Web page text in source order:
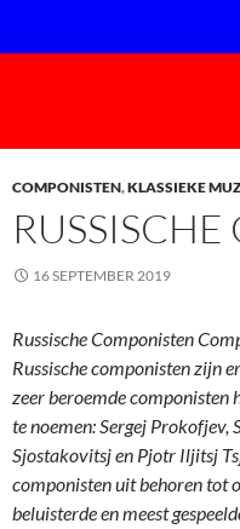
COMPONISTEN,KLASSIEKE
16 SEPTEMBER 2019
Russische Componisten
Russische componisten zijn
zeer beroemde componisten
te noemen: Sergej
Sjostakovitsj en Pjotr Iljitsj
componisten uit behoren tot
beluisterde en meest